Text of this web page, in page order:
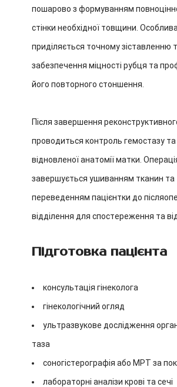
пошарово з формуванням
стінки необхідної товщини.
приділяється точному зіставленню
забезпечення міцності рубця та
його повторного стоншення.
Після завершення
проводиться контроль гемостазу та
відновленої анатомії матки.
завершується ушиванням тканин та
переведенням пацієнтки до
відділення для спостереження та
Підготовка пацієнта
консультація гінеколога
гінекологічний огляд
ультразвукове дослідження
таза
соногістерографія або МРТ за
лабораторні аналізи крові та сечі